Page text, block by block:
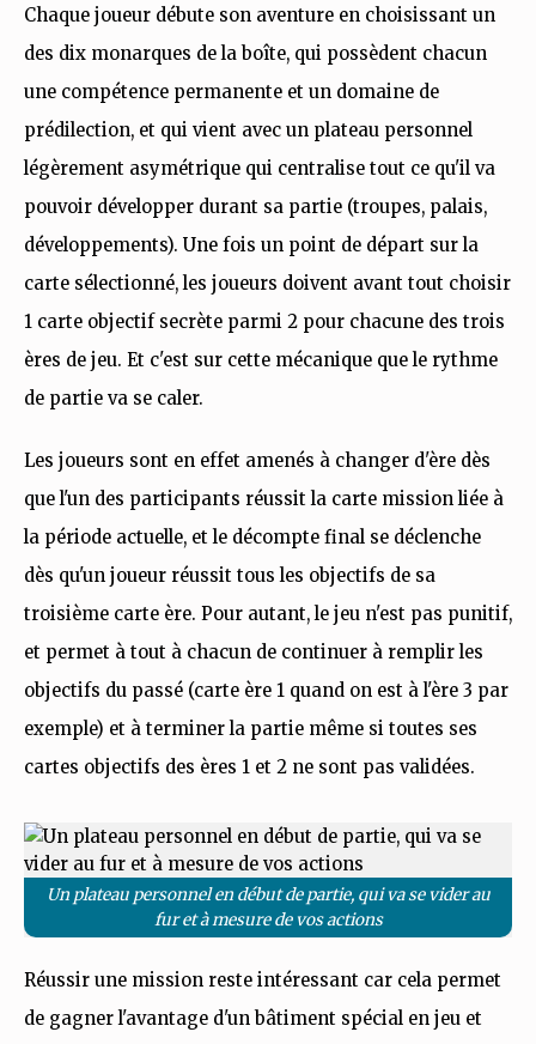
Chaque joueur débute son aventure en choisissant un
des dix monarques de la boîte, qui possèdent chacun
une compétence permanente et un domaine de
prédilection, et qui vient avec un plateau personnel
légèrement asymétrique qui centralise tout ce qu'il va
pouvoir développer durant sa partie (troupes, palais,
développements). Une fois un point de départ sur la
carte sélectionné, les joueurs doivent avant tout choisir
1 carte objectif secrète parmi 2 pour chacune des trois
ères de jeu. Et c'est sur cette mécanique que le rythme
de partie va se caler.
Les joueurs sont en effet amenés à changer d'ère dès
que l'un des participants réussit la carte mission liée à
la période actuelle, et le décompte final se déclenche
dès qu'un joueur réussit tous les objectifs de sa
troisième carte ère. Pour autant, le jeu n'est pas punitif,
et permet à tout à chacun de continuer à remplir les
objectifs du passé (carte ère 1 quand on est à l'ère 3 par
exemple) et à terminer la partie même si toutes ses
cartes objectifs des ères 1 et 2 ne sont pas validées.
Un plateau personnel en début de partie, qui va se vider au
fur et à mesure de vos actions
Réussir une mission reste intéressant car cela permet
de gagner l'avantage d'un bâtiment spécial en jeu et